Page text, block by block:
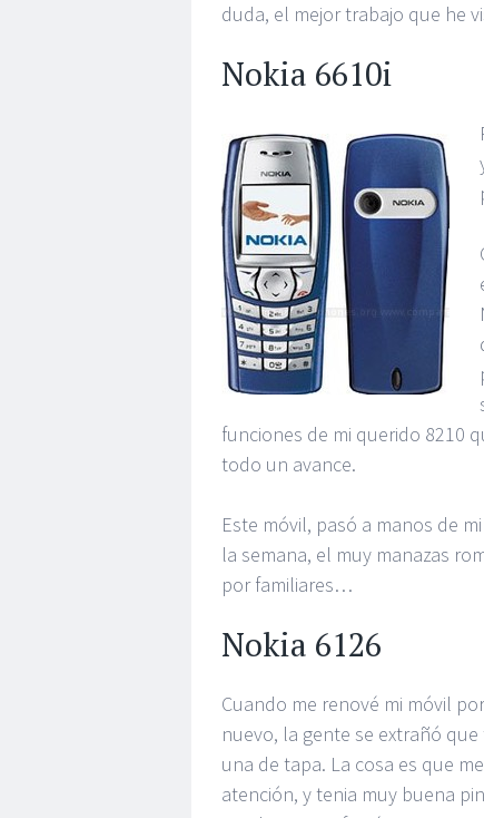
duda, el mejor trabajo que he
Nokia 6610i
funciones de mi querido 8210
todo un avance.
Este móvil, pasó a manos de
la semana, el muy manazas
por familiares…
Nokia 6126
Cuando me renové mi móvil
nuevo, la gente se extrañó
una de tapa. La cosa es que
atención, y tenia muy buena